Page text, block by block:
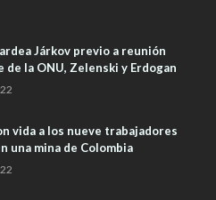
Járkov previo a reunión
la ONU, Zelenski y Erdogan
vida a los nueve trabajadores
una mina de Colombia